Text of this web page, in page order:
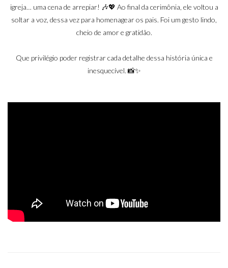
igreja… uma cena de arrepiar! 🎶💖 Ao final da cerimônia, ele voltou a
soltar a voz, dessa vez para homenagear os pais. Foi um gesto lindo,
cheio de amor e gratidão.
Que privilégio poder registrar cada detalhe dessa história única e
inesquecível. 📸✨